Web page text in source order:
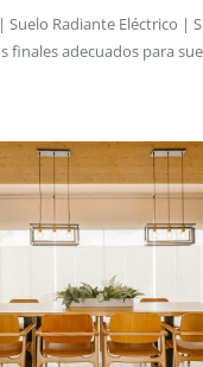
Suelo Radiante Eléctrico |
finales adecuados para